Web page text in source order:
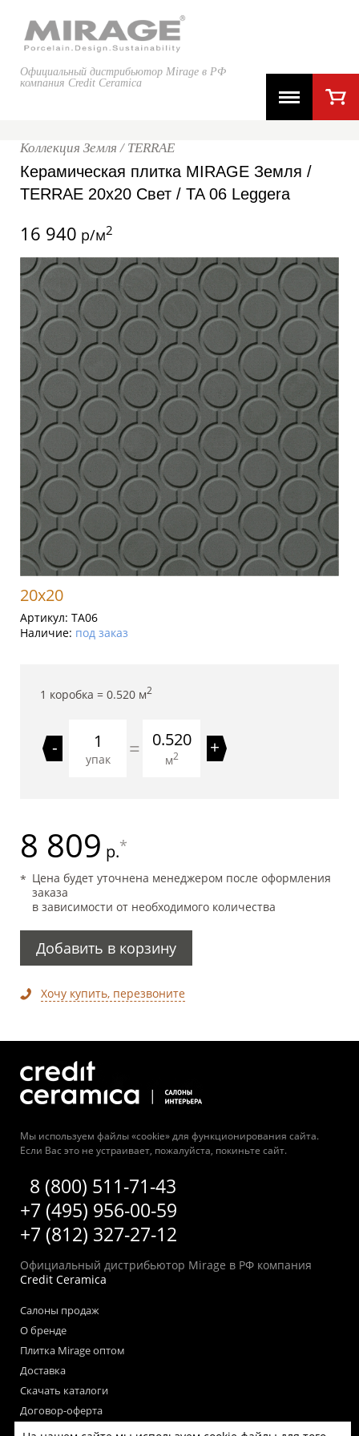
Официальный дистрибьютор Mirage в РФ
компания Credit Ceramica
Коллекция Земля / TERRAE
Керамическая плитка MIRAGE Земля /
TERRAE 20x20 Свет / TA 06 Leggera
16 940 р/м2
20x20
Артикул: TA06
Наличие: под заказ
1 коробка = 0.520 м2
-
упак = 0.520
м2 +
8 809 р.*
Цена будет уточнена менеджером после оформления
заказа
в зависимости от необходимого количества
Добавить в корзину
Хочу купить, перезвоните
Мы используем файлы «cookie» для функционирования сайта.
Если Вас это не устраивает, пожалуйста, покиньте сайт.
8 (800) 511-71-43
+7 (495) 956-00-59
+7 (812) 327-27-12
Официальный дистрибьютор Mirage в РФ компания
Credit Ceramica
Салоны продаж
О бренде
Плитка Mirage оптом
Доставка
Скачать каталоги
Договор-оферта
Пользовательское соглашение